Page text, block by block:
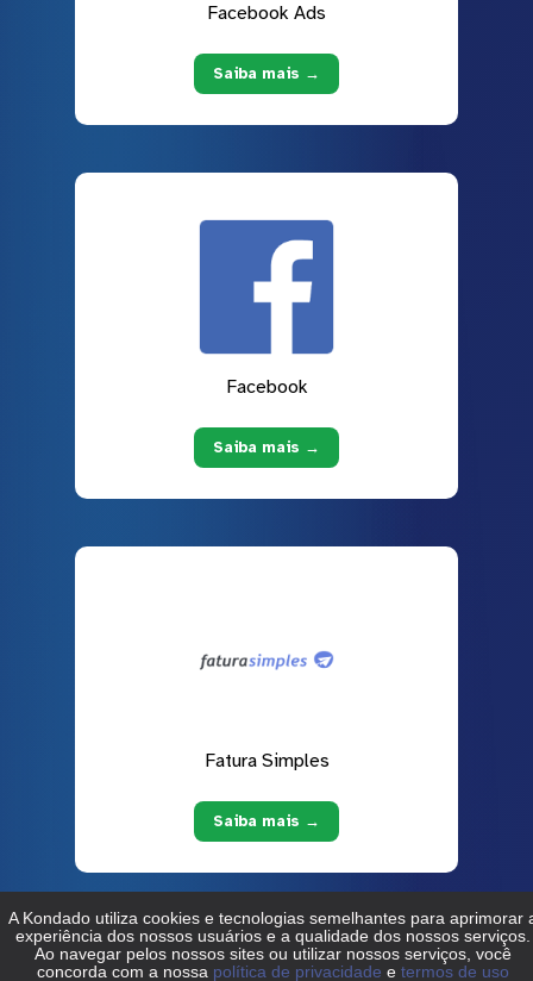
Facebook Ads
Saiba mais →
Facebook
Saiba mais →
Fatura Simples
Saiba mais →